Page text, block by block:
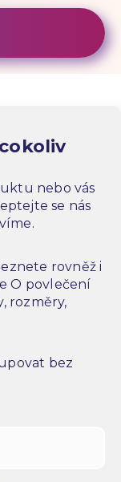
nebo vás
se nás
rovněž i
O povlečení
rozměry,
bez